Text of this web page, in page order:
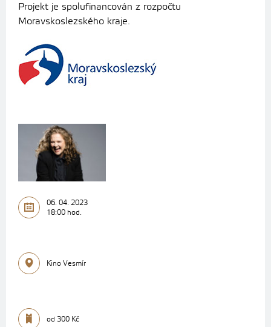
Projekt je spolufinancován z rozpočtu
Moravskoslezského kraje.
06. 04. 2023
18:00 hod.
Kino Vesmír
od 300 Kč